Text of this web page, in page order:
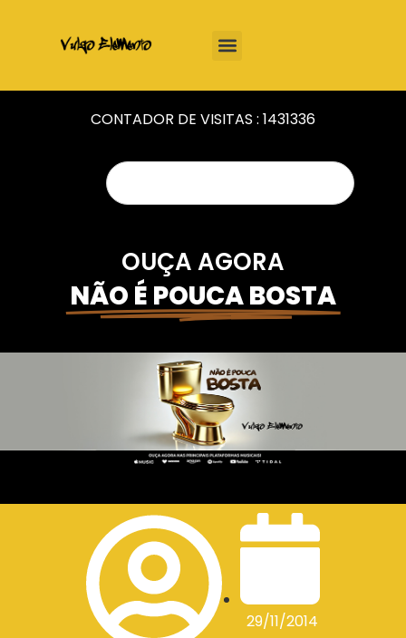
CONTADOR DE VISITAS : 1431336
OUÇA AGORA
NÃO É POUCA BOSTA
29/11/2014